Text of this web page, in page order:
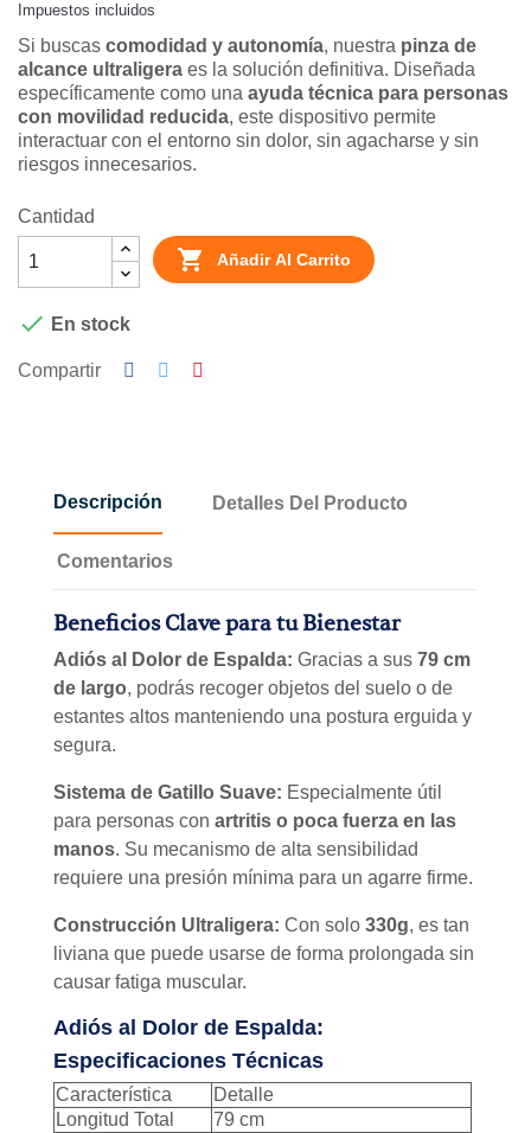
Impuestos incluidos
Si buscas comodidad y autonomía, nuestra pinza de
alcance ultraligera es la solución definitiva. Diseñada
específicamente como una ayuda técnica para personas
con movilidad reducida, este dispositivo permite
interactuar con el entorno sin dolor, sin agacharse y sin
riesgos innecesarios.
Cantidad
 Añadir Al Carrito
 En stock
Compartir
Descripción Detalles Del Producto
Comentarios
Beneficios Clave para tu Bienestar
Adiós al Dolor de Espalda: Gracias a sus 79 cm
de largo, podrás recoger objetos del suelo o de
estantes altos manteniendo una postura erguida y
segura.
Sistema de Gatillo Suave: Especialmente útil
para personas con artritis o poca fuerza en las
manos. Su mecanismo de alta sensibilidad
requiere una presión mínima para un agarre firme.
Construcción Ultraligera: Con solo 330g, es tan
liviana que puede usarse de forma prolongada sin
causar fatiga muscular.
Adiós al Dolor de Espalda:
Especificaciones Técnicas
Característica
Detalle
Longitud Total
79 cm